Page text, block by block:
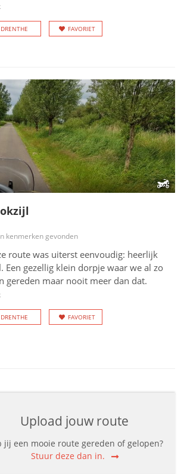
DRENTHE FAVORIET
kenmerken gevonden
route was uiterst eenvoudig: heerlijk
Een gezellig klein dorpje waar we al zo
gereden maar nooit meer dan dat.
DRENTHE FAVORIET
Upload jouw route
jij een mooie route gereden of gelopen?
Stuur deze dan in.